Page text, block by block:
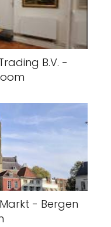
B.V. -
- Bergen